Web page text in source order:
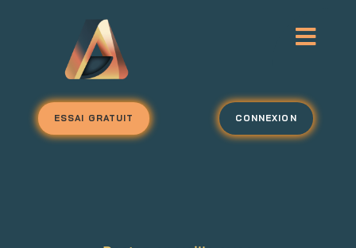
ESSAI GRATUIT CONNEXION